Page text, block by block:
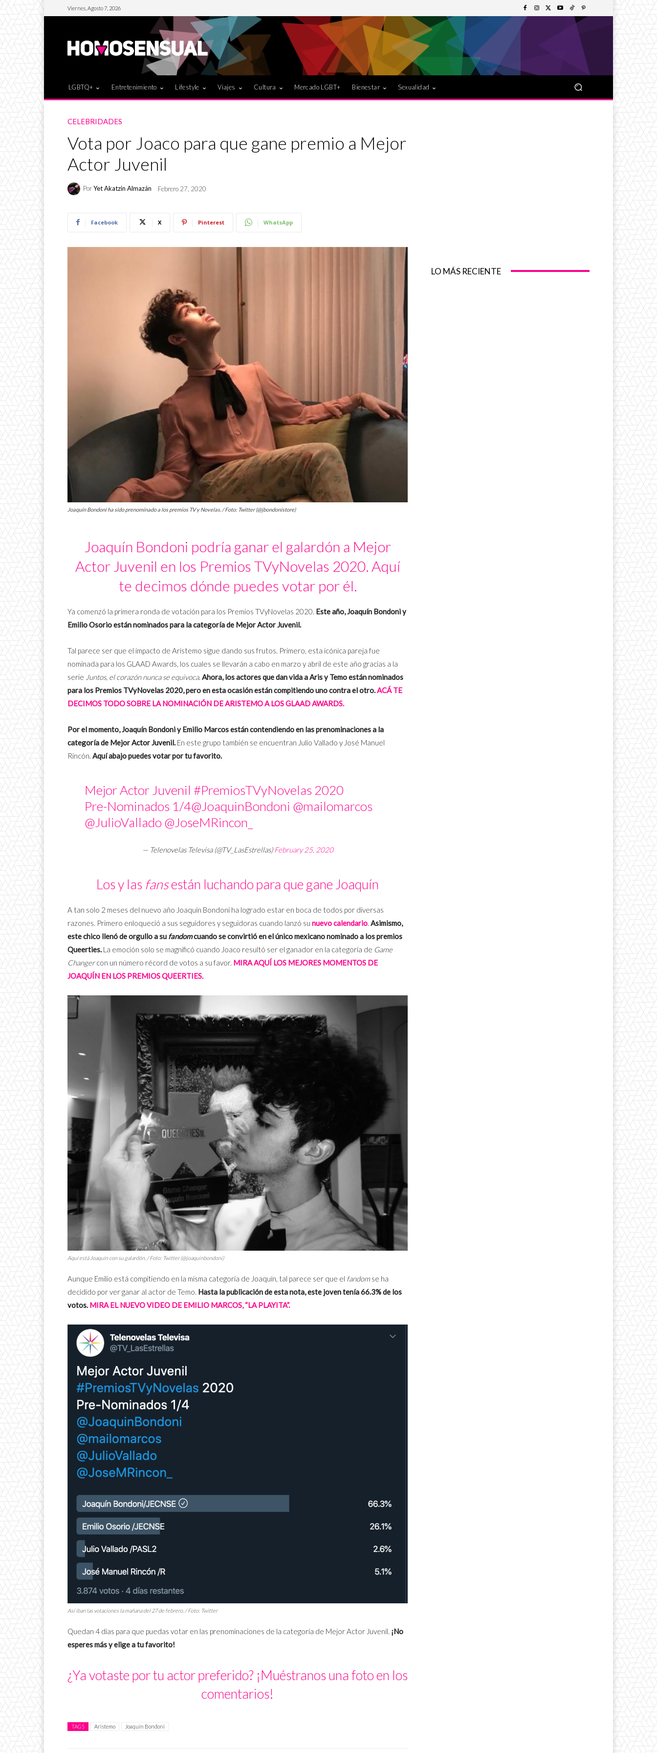
Viernes, Agosto 7, 2026
LGBTQ+ Entretenimiento Lifestyle Viajes Cultura Mercado LGBT+ Bienestar Sexualidad
CELEBRIDADES
Vota por Joaco para que gane premio a Mejor
Actor Juvenil
PorYet Akatzin Almazán Febrero 27, 2020
Facebook X Pinterest WhatsApp
Joaquín Bondoni ha sido prenominado a los premios TV y Novelas. / Foto: Twitter (@jbondonistore)
Joaquín Bondoni podría ganar el galardón a Mejor
Actor Juvenil en los Premios TVyNovelas 2020. Aquí
te decimos dónde puedes votar por él.
Ya comenzó la primera ronda de votación para los Premios TVyNovelas 2020. Este año, Joaquín Bondoni y
Emilio Osorio están nominados para la categoría de Mejor Actor Juvenil.
Tal parece ser que el impacto de Aristemo sigue dando sus frutos. Primero, esta icónica pareja fue
nominada para los GLAAD Awards, los cuales se llevarán a cabo en marzo y abril de este año gracias a la
serie Juntos, el corazón nunca se equivoca. Ahora, los actores que dan vida a Aris y Temo están nominados
para los Premios TVyNovelas 2020, pero en esta ocasión están compitiendo uno contra el otro.ACÁ TE
DECIMOS TODO SOBRE LA NOMINACIÓN DE ARISTEMO A LOS GLAAD AWARDS.
Por el momento, Joaquín Bondoni y Emilio Marcos están contendiendo en las prenominaciones a la
categoría de Mejor Actor Juvenil. En este grupo también se encuentran Julio Vallado y José Manuel
Rincón. Aquí abajo puedes votar por tu favorito.
Mejor Actor Juvenil #PremiosTVyNovelas 2020
Pre-Nominados 1/4@JoaquinBondoni @mailomarcos
@JulioVallado @JoseMRincon_
— Telenovelas Televisa (@TV_LasEstrellas) February 25, 2020
Los y las fansestán luchando para que gane Joaquín
A tan solo 2 meses del nuevo año Joaquín Bondoni ha logrado estar en boca de todos por diversas
razones. Primero enloqueció a sus seguidores y seguidoras cuando lanzó su nuevo calendario. Asimismo,
este chico llenó de orgullo a su fandomcuando se convirtió en el único mexicano nominado a los premios
Queerties. La emoción solo se magnificó cuando Joaco resultó ser el ganador en la categoría de Game
Changercon un número récord de votos a su favor. MIRA AQUÍ LOS MEJORES MOMENTOS DE
JOAQUÍN EN LOS PREMIOS QUEERTIES.
Aquí está Joaquín con su galardón. / Foto: Twitter (@joaquinbondoni)
Aunque Emilio está compitiendo en la misma categoría de Joaquín, tal parece ser que el fandomse ha
decidido por ver ganar al actor de Temo. Hasta la publicación de esta nota, este joven tenía 66.3% de los
votos. MIRA EL NUEVO VIDEO DE EMILIO MARCOS, “LA PLAYITA”.
Así iban las votaciones la mañana del 27 de febrero. / Foto: Twitter
Quedan 4 días para que puedas votar en las prenominaciones de la categoría de Mejor Actor Juvenil. ¡No
esperes más y elige a tu favorito!
¿Ya votaste por tu actor preferido? ¡Muéstranos una foto en los
comentarios!
TAGS Aristemo Joaquín Bondoni
LO MÁS RECIENTE